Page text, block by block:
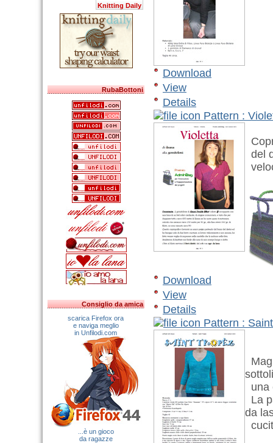
Knitting Daily
RubaBottoni
Consiglio da amica
scarica Firefox ora
e naviga meglio
in Unfilodi.com
...è un gioco
da ragazze
Download
View
Details
Pattern :
del
Download
View
Details
Pattern :
una
La
da